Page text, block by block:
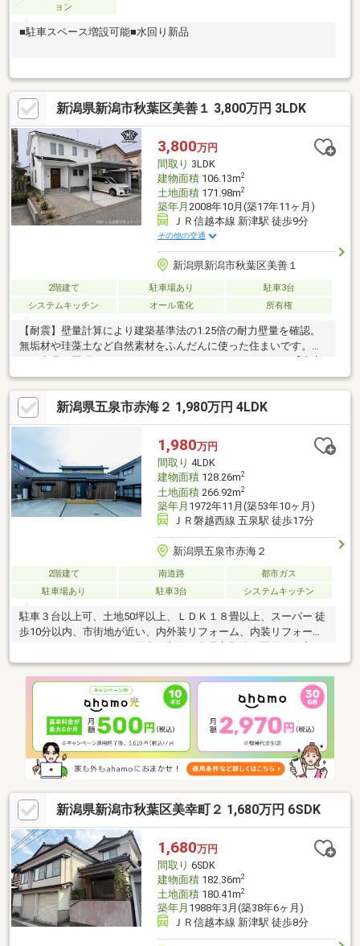
ョン
■駐車スペース増設可能■水回り新品
新潟県新潟市秋葉区美善１ 3,800万円 3LDK
3,800万円
間取り 3LDK
建物面積106.13m2
土地面積171.98m2
築年月 2008年10月(築17年11ヶ月)
ＪＲ信越本線 新津駅 徒歩9分
その他の交通
新潟県新潟市秋葉区美善１
2階建て 駐車場あり
駐車3台
システムキッチン
オール電化 所有権
【耐震】壁量計算により建築基準法の1.25倍の耐力壁量を確認。
無垢材や珪藻土など自然素材をふんだんに使った住まいです。さ
の安心保証】雨漏り・構造・給排水管（3年保証）シロアリ処理
（5年保証）設備機器（3年保証）本物件は「にいがた安心こむす
び住宅」の制度を利用し、子育て世帯、若者夫婦世帯の方が子育
てしやすい住宅をお得に購入できるリノベーション住宅となって
おります。販売は子育て世帯（売買契約時に、15歳以下の子を有
する世帯）、若者夫婦世帯（売買契約時に、夫婦のいずれかが39
歳以下の世帯）に限定しております。
新潟県五泉市赤海２ 1,980万円 4LDK
1,980万円
間取り 4LDK
建物面積128.26m2
土地面積266.92m2
築年月 1972年11月(築53年10ヶ月)
ＪＲ磐越西線 五泉駅 徒歩17分
新潟県五泉市赤海２
2階建て 南道路
都市ガス
駐車場あり
駐車3台 システムキッチン
駐車３台以上可、土地50坪以上、ＬＤＫ１８畳以上、スーパー 徒
歩10分以内、市街地が近い、内外装リフォーム、内装リフォー
地、ＬＤＫ１５畳以上、和室、シャワー付洗面化粧台、対面式キ
ッチン、３面採光、バリアフリー、浴室１坪以上、外装リフォー
ム、２階建、フローリング張替、温水洗浄便座、浴室に窓、ＴＶ
モニタ付インターホン、リノベーション、全居室６畳以上、都市
ガス、周辺交通量少なめ、道路持ち分はありませんが所有者より
通行承諾及び掘削許可はいただいております。確定測量済。固定
資産税・都市計画税額約45100円/令和6年度。
新潟県新潟市秋葉区美幸町２ 1,680万円 6SDK
1,680万円
間取り 6SDK
建物面積182.36m2
土地面積180.41m2
築年月 1988年3月(築38年6ヶ月)
ＪＲ信越本線 新津駅 徒歩8分